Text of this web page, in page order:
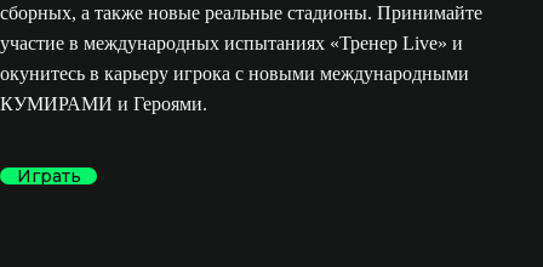
сборных, а также новые реальные стадионы. Принимайте
участие в международных испытаниях «Тренер Live» и
окунитесь в карьеру игрока с новыми международными
КУМИРАМИ и Героями.
Играть